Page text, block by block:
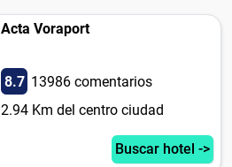
Acta Voraport
8.7 13986 comentarios
2.94 Km del centro ciudad
Buscar hotel ->